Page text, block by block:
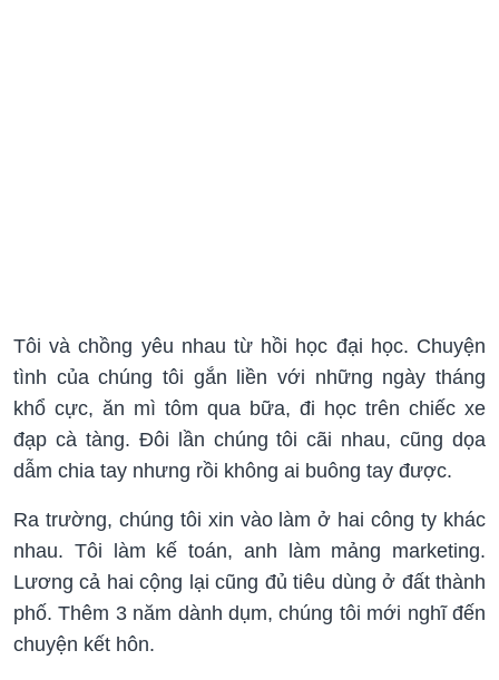
Tôi và chồng yêu nhau từ hồi học đại học. Chuyện
tình của chúng tôi gắn liền với những ngày tháng
khổ cực, ăn mì tôm qua bữa, đi học trên chiếc xe
đạp cà tàng. Đôi lần chúng tôi cãi nhau, cũng dọa
dẫm chia tay nhưng rồi không ai buông tay được.
Ra trường, chúng tôi xin vào làm ở hai công ty khác
nhau. Tôi làm kế toán, anh làm mảng marketing.
Lương cả hai cộng lại cũng đủ tiêu dùng ở đất thành
phố. Thêm 3 năm dành dụm, chúng tôi mới nghĩ đến
chuyện kết hôn.